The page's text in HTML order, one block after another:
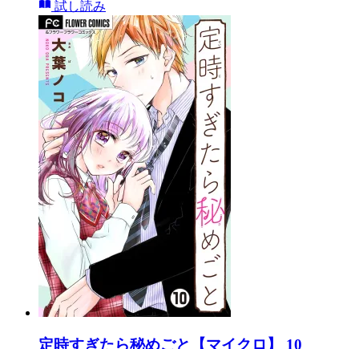
試し読み
定時すぎたら秘めごと【マイクロ】 10